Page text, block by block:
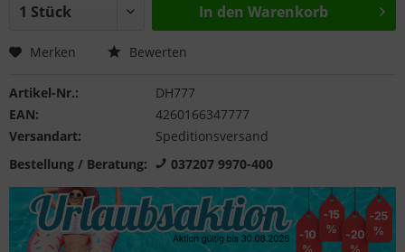
In den Warenkorb
Merken Bewerten
Artikel-Nr.:
DH777
EAN:
4260166347777
Versandart:
Speditionsversand
Bestellung / Beratung:
037207 9970-400